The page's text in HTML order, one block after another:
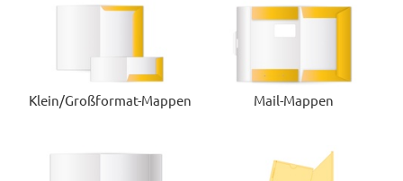
Klein/Großformat-Mappen Mail-Mappen